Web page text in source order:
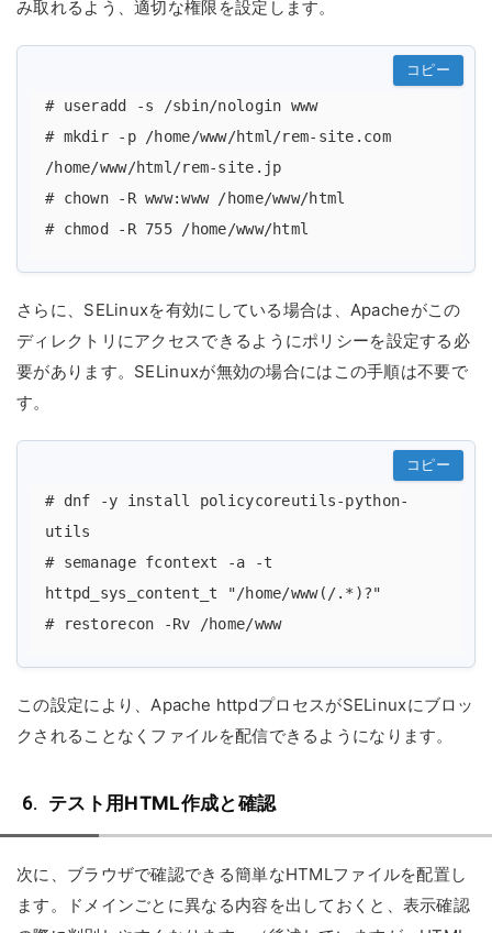
み取れるよう、適切な権限を設定します。
コピー
# useradd -s /sbin/nologin www
# mkdir -p /home/www/html/rem-site.com
/home/www/html/rem-site.jp
# chown -R www:www /home/www/html
さらに、SELinuxを有効にしている場合は、Apacheがこの
ディレクトリにアクセスできるようにポリシーを設定する必
要があります。SELinuxが無効の場合にはこの手順は不要で
す。
コピー
# dnf -y install policycoreutils-python-
utils
# semanage fcontext -a -t
httpd_sys_content_t "/home/www(/.*)?"
# restorecon -Rv /home/www
この設定により、Apache httpdプロセスがSELinuxにブロッ
クされることなくファイルを配信できるようになります。
テスト用HTML作成と確認
次に、ブラウザで確認できる簡単なHTMLファイルを配置し
ます。ドメインごとに異なる内容を出しておくと、表示確認